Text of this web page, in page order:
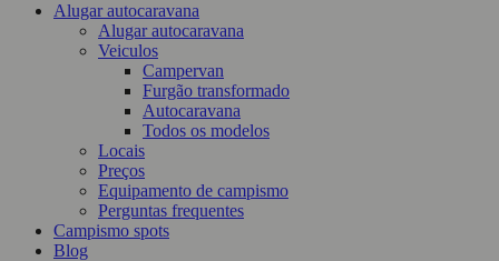
Alugar autocaravana
Alugar autocaravana
Veiculos
Campervan
Furgão transformado
Autocaravana
Todos os modelos
Locais
Preços
Equipamento de campismo
Perguntas frequentes
Campismo spots
Blog